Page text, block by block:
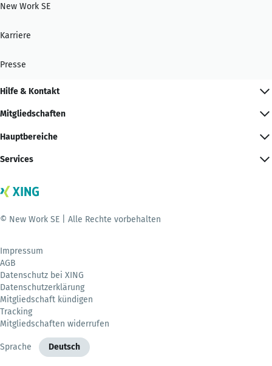
New Work SE
Karriere
Presse
Hilfe & Kontakt
Mitgliedschaften
Hauptbereiche
Services
© New Work SE | Alle Rechte vorbehalten
Impressum
AGB
Datenschutz bei XING
Datenschutzerklärung
Mitgliedschaft kündigen
Tracking
Mitgliedschaften widerrufen
Sprache Deutsch